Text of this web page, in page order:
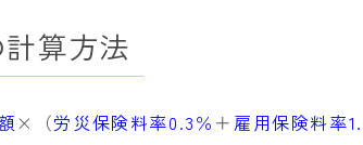
算方法
×（労災保険料率0.3％ ＋ 雇用保険料率